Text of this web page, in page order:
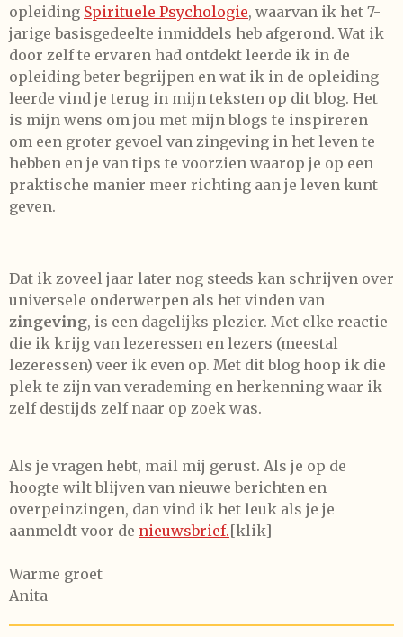
opleiding Spirituele Psychologie, waarvan ik het 7-
jarige basisgedeelte inmiddels heb afgerond. Wat ik
door zelf te ervaren had ontdekt leerde ik in de
opleiding beter begrijpen en wat ik in de opleiding
leerde vind je terug in mijn teksten op dit blog. Het
is mijn wens om jou met mijn blogs te inspireren
om een groter gevoel van zingeving in het leven te
hebben en je van tips te voorzien waarop je op een
praktische manier meer richting aan je leven kunt
geven.
Dat ik zoveel jaar later nog steeds kan schrijven over
universele onderwerpen als het vinden van
zingeving, is een dagelijks plezier. Met elke reactie
die ik krijg van lezeressen en lezers (meestal
lezeressen) veer ik even op. Met dit blog hoop ik die
plek te zijn van verademing en herkenning waar ik
zelf destijds zelf naar op zoek was.
Als je vragen hebt, mail mij gerust. Als je op de
hoogte wilt blijven van nieuwe berichten en
overpeinzingen, dan vind ik het leuk als je je
aanmeldt voor de nieuwsbrief.[klik]
Warme groet
Anita